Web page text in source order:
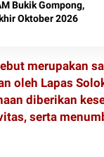
Bukik Gompong,
Oktober 2026
merupakan
oleh Lapas
diberikan
serta